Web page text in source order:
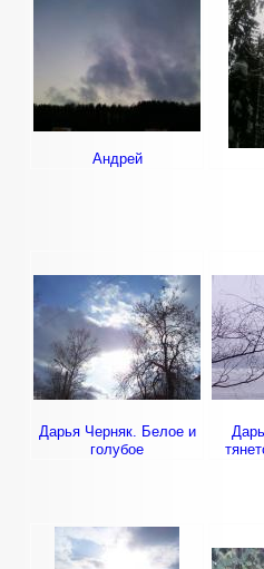
Андрей
Дарья Черняк. Белое и
голубое